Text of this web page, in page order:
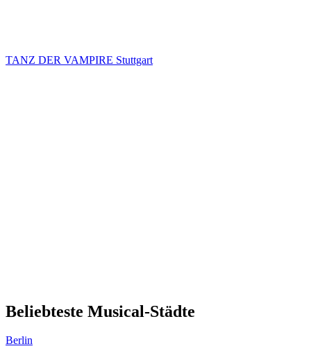
TANZ DER VAMPIRE Stuttgart
Beliebteste Musical-Städte
Berlin